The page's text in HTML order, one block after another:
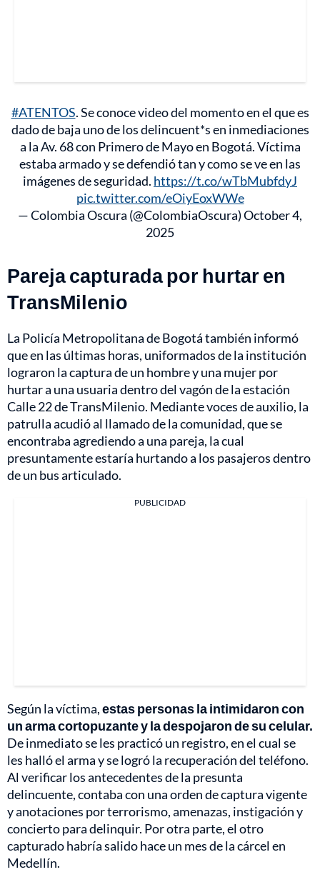
#ATENTOS. Se conoce video del momento en el que es
dado de baja uno de los delincuent*s en inmediaciones
a la Av. 68 con Primero de Mayo en Bogotá. Víctima
estaba armado y se defendió tan y como se ve en las
imágenes de seguridad. https://t.co/wTbMubfdyJ
pic.twitter.com/eOiyEoxWWe
— Colombia Oscura (@ColombiaOscura)October 4,
2025
Pareja capturada por hurtar en
TransMilenio
La Policía Metropolitana de Bogotá también informó
que en las últimas horas, uniformados de la institución
lograron la captura de un hombre y una mujer por
hurtar a una usuaria dentro del vagón de la estación
Calle 22 de TransMilenio. Mediante voces de auxilio, la
patrulla acudió al llamado de la comunidad, que se
encontraba agrediendo a una pareja, la cual
presuntamente estaría hurtando a los pasajeros dentro
de un bus articulado.
PUBLICIDAD
Según la víctima,estas personas la intimidaron con
un arma cortopuzante y la despojaron de su celular.
De inmediato se les practicó un registro, en el cual se
les halló el arma y se logró la recuperación del teléfono.
Al verificar los antecedentes de la presunta
delincuente, contaba con una orden de captura vigente
y anotaciones por terrorismo, amenazas, instigación y
concierto para delinquir. Por otra parte, el otro
capturado habría salido hace un mes de la cárcel en
Medellín.